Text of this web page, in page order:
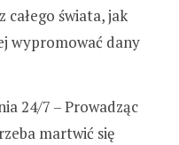
świata, jak
wypromować dany
24/7 – Prowadząc
martwić się